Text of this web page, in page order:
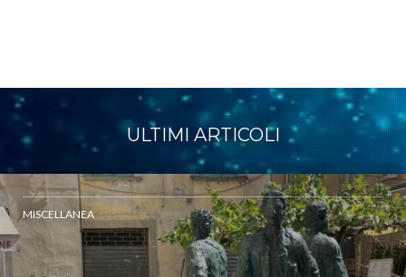
ULTIMI ARTICOLI
MISCELLANEA